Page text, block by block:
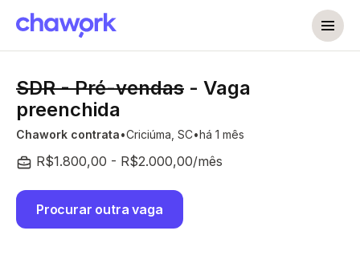
SDR - Pré-vendas - Vaga
preenchida
Chawork contrata Criciúma, SC há 1 mês
R$1.800,00 - R$2.000,00/mês
Procurar outra vaga